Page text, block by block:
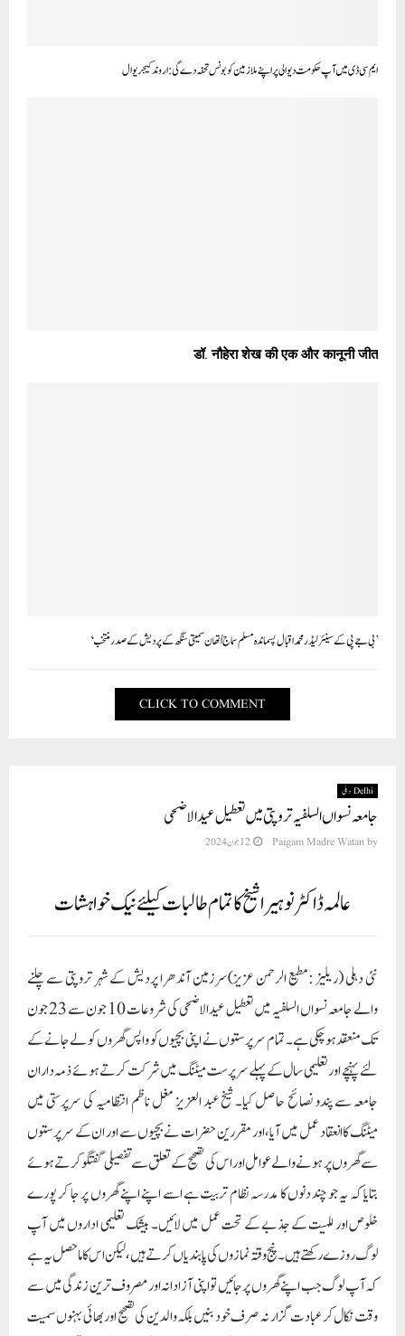
ایم سی ڈی میں آپ حکومت دیوالی پر اپنے ملازمین کو بونس تحفہ دے گی: اروند کیجریوال
डॉ. नौहेरा शेख की एक और कानूनी जीत
’بی جے پی کے سینئر لیڈر محمد اقبال پسماندہ مسلم سماج اُتھان سمیتی سنگھ کے پردیش کے صدر منتخب‘
CLICK TO COMMENT
Delhi دہلی
جامعہ نسواں السلفیہ تروپتی میں تعطیل عید الاضحی
by
Paigam Madre Watan 12 جون 2024
عالمہ ڈاکٹر نوہیرا شیخ کا تمام طالبات کیلئے نیک خواہشات
نئی دہلی (ریلیز : مطیع الرحمن عزیز)سرزمین آندھرا پردیش کے شہر تروپتی سے چلنے
والے جامعہ نسواں السلفیہ میں تعطیل عید الاضحی کی شروعات 10 جون سے 23 جون
تک منعقد ہو چکی ہے۔ تمام سرپرستوں نے اپنی بچیوں کو واپس گھروں کو لے جانے کے
لئے پہنچے اور تعلیمی سال کے پہلے سرپرست میٹنگ میں شرکت کرتے ہوئے ذمہ داران
جامعہ سے پندو نصائح حاصل کیا۔ شیخ عبد العزیز مغل ناظم انتظامیہ کی سرپرستی میں
میٹنگ کا انعقاد عمل میں آیا، اور مقررین حضرات نے بچیوں سے اور ان کے سرپرستوں
سے گھروں پر ہونے والے عوامل اور اس کی تصحیح کے تعلق سے تفصیلی گفتگو کرتے ہوئے
بتایا کہ یہ جو چند دنوں کا مدرسہ نظام تربیت ہے اسے اپنے اپنے گھروں پر جا کر پورے
خلوص اور للہیت کے جذبے کے تحت عمل میں لائیں۔ بیشک تعلیمی اداروں میں آپ
لوگ روزے رکھتے ہیں۔ پنج وقتہ نمازوں کی پابندیاں کرتے ہیں، لیکن اس کا ماحصل یہ ہے
کہ آپ لوگ جب اپنے گھروں پر جائیں تو اپنی آزادانہ اور مصروف ترین زندگی میں سے
وقت نکال کر عبادت گزار نہ صرف خود بنیں بلکہ والدین کی تصحیح اور بھائی بہنوں سمیت